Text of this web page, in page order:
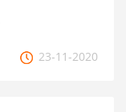
23-11-2020